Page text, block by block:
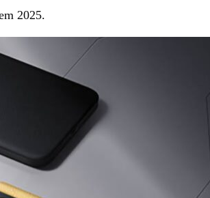
2025.